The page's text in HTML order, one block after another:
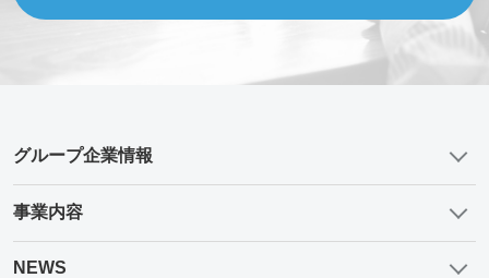
グループ企業情報
事業内容
NEWS